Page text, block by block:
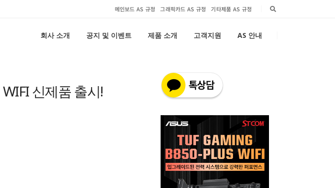
메인보드 AS 규정 그래픽카드 AS 규정 기타제품 AS 규정
회사 소개 공지 및 이벤트 제품 소개 고객지원 AS 안내
신제품 출시!